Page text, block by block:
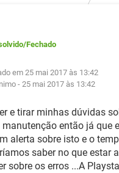
/Fechado
em 25 mai 2017 às 13:42
-25 mai 2017 às 13:42
e tirar minhas dúvidas
então já que
alerta sobre isto e o
saber no que estar
sobre os erros ...A